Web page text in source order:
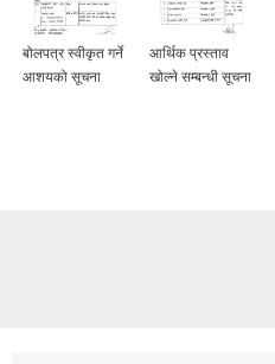
बोलपत्र स्वीकृत गर्ने
आशयको सूचना
आर्थिक प्रस्ताव
खोल्ने सम्बन्धी सूचना